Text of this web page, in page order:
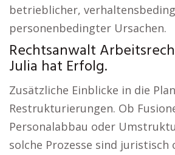
betrieblicher,
personenbedingter Ursachen.
Rechtsanwalt
Julia hat Erfolg.
Zusätzliche Einblicke in die
Restrukturierungen. Ob
Personalabbau oder
solche Prozesse sind juristisch